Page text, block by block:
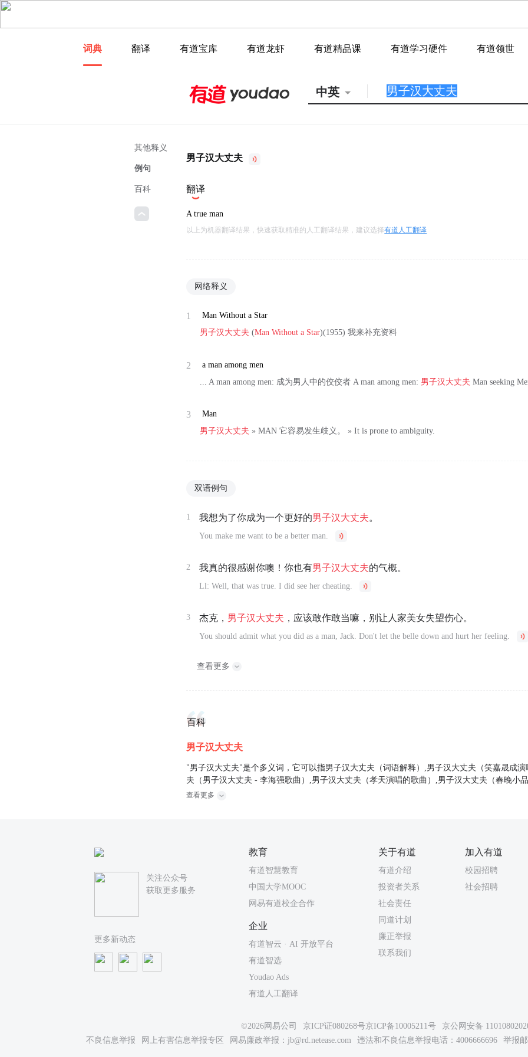
词典 翻译 有道宝库 有道龙虾 有道精品课 有道学习硬件 有道领世
中英
其他释义
例句
百科
男子汉大丈夫
翻译
A true man
以上为机器翻译结果，快速获取精准的人工翻译结果，建议选择有道人工翻译
网络释义
1
Man Without a Star
男子汉大丈夫 (Man Without a Star)(1955) 我来补充资料
2
a man among men
... A man among men: 成为男人中的佼佼者 A man among men: 男子汉大丈夫 Man seeking
3
Man
男子汉大丈夫 » MAN 它容易发生歧义。 » It is prone to ambiguity.
双语例句
1 我想为了你成为一个更好的男子汉大丈夫。
You make me want to be a better man.
2 我真的很感谢你噢！你也有男子汉大丈夫的气概。
Ll: Well, that was true. I did see her cheating.
3 杰克， 男子汉大丈夫 ，应该敢作敢当嘛，别让人家美女失望伤心。
You should admit what you did as a man, Jack. Don't let the belle down and hurt her feeling.
查看更多
百科
男子汉大丈夫
"男子汉大丈夫"是个多义词，它可以指男子汉大丈夫（词语解释）,男子汉大丈夫（笑嘉晟成
夫（男子汉大丈夫 - 李海强歌曲）,男子汉大丈夫（孝天演唱的歌曲）,男子汉大丈夫（春晚小品
查看更多
关注公众号
获取更多服务
更多新动态
教育
有道智慧教育
中国大学MOOC
网易有道校企合作
关于有道
有道介绍
投资者关系
社会责任
同道计划
廉正举报
联系我们
加入有道
校园招聘
社会招聘
企业
有道智云 · AI 开放平台
有道智选
Youdao Ads
有道人工翻译
©2026网易公司 京ICP证080268号京ICP备10005211号
京公网安备
不良信息举报
网上有害信息举报专区 网易廉政举报： jb@rd.netease.com 违法和不良信息举报电话：4006666696 举报